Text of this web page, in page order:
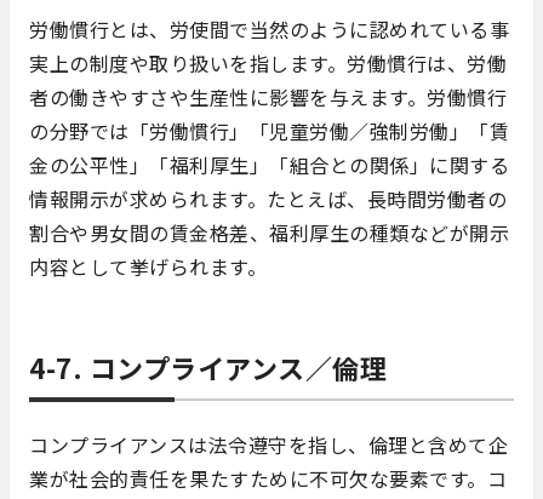
労働慣行とは、労使間で当然のように認めれている事
実上の制度や取り扱いを指します。労働慣行は、労働
者の働きやすさや生産性に影響を与えます。労働慣行
の分野では「労働慣行」「児童労働／強制労働」「賃
金の公平性」「福利厚生」「組合との関係」に関する
情報開示が求められます。たとえば、長時間労働者の
割合や男女間の賃金格差、福利厚生の種類などが開示
内容として挙げられます。
4-7. コンプライアンス／倫理
コンプライアンスは法令遵守を指し、倫理と含めて企
業が社会的責任を果たすために不可欠な要素です。コ